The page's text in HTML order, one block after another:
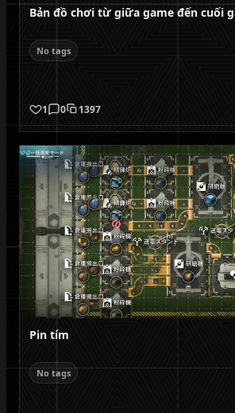
Bản đồ chơi từ giữa game đến cuối
No tags
1 0 1397
Pin tím
No tags